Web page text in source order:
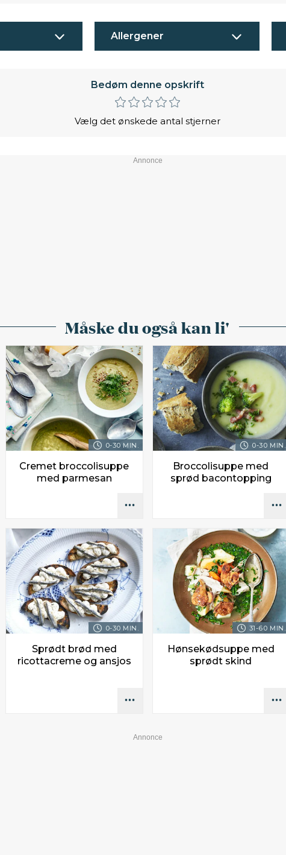
Allergener
Bedøm denne opskrift
Vælg det ønskede antal stjerner
Måske du også kan li'
0-30 MIN.
Cremet broccolisuppe
med parmesan
0-30 MIN.
Broccolisuppe med
sprød bacontopping
0-30 MIN.
Sprødt brød med
ricottacreme og ansjos
31-60 MIN.
Hønsekødsuppe med
sprødt skind